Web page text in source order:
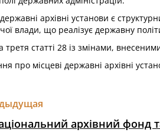
архівні установи є
влади, що реалізує державну
третя статті 28 із змінами,
про місцеві державні архівні
архівний фонд